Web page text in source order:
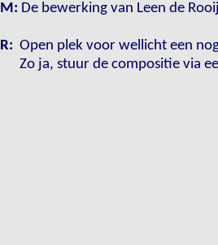
M: De bewerking van Leen de
R: Open plek voor wellicht een
Zo ja, stuur de compositie via